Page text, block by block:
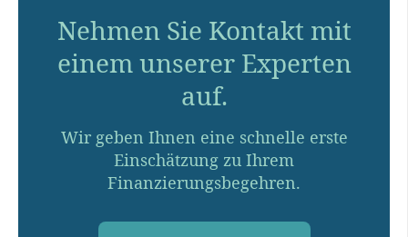
Nehmen Sie Kontakt mit
einem unserer Experten
auf.
Wir geben Ihnen eine schnelle erste
Einschätzung zu Ihrem
Finanzierungsbegehren.